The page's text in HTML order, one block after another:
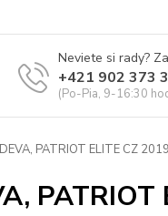
Neviete si rady?
+421 902 373
(Po-Pia, 9-16:30
PATRIOT ELITE CZ 2019
PATRIOT